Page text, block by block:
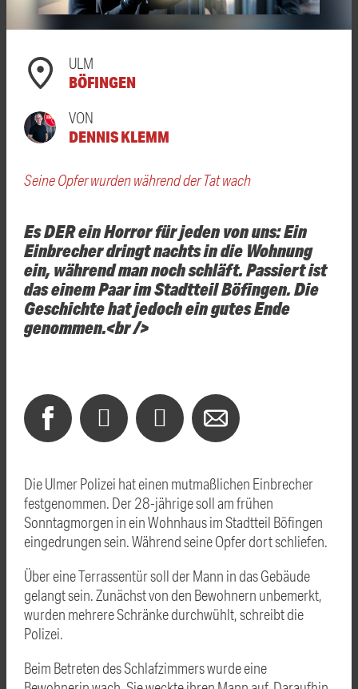
ULM
BÖFINGEN
VON
DENNIS KLEMM
Seine Opfer wurden während der Tat wach
Es DER ein Horror für jeden von uns: Ein
Einbrecher dringt nachts in die Wohnung
ein, während man noch schläft. Passiert ist
das einem Paar im Stadtteil Böfingen. Die
Geschichte hat jedoch ein gutes Ende
genommen.<br />
Die Ulmer Polizei hat einen mutmaßlichen Einbrecher
festgenommen. Der 28-jährige soll am frühen
Sonntagmorgen in ein Wohnhaus im Stadtteil Böfingen
eingedrungen sein. Während seine Opfer dort schliefen.
Über eine Terrassentür soll der Mann in das Gebäude
gelangt sein. Zunächst von den Bewohnern unbemerkt,
wurden mehrere Schränke durchwühlt, schreibt die
Polizei.
Beim Betreten des Schlafzimmers wurde eine